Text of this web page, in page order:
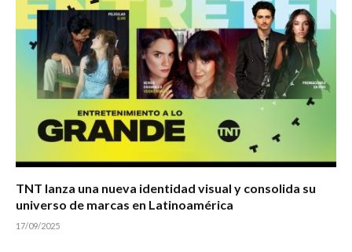
TNT lanza una nueva identidad visual y consolida su
universo de marcas en Latinoamérica
17/09/2025